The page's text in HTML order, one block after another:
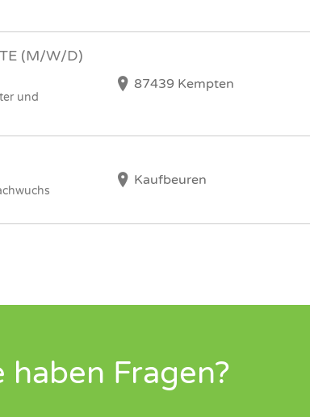
(M/W/D)
und
87439 Kempten
Kaufbeuren
haben Fragen?